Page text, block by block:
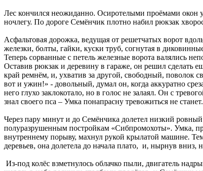
Лес кончился неожиданно. Осиротелыми проёмами окон
ночлегу. По дороге Семёнчик плотно набил рюкзак
Асфальтовая дорожка, ведущая от решетчатых ворот
железки, болты, гайки, куски труб, согнутая в
Теперь сорванные с петель железные ворота валялись
Оставив рюкзак и деревину в гараже, он решил сделать
край ремнём, и, ухватив за другой, свободный, поволок
вот и ужин!» - довольный, думал он, когда аккуратно
него глухо заклокотало, но в голос не залаял. Он с
знал своего пса – Умка понапрасну тревожиться не
Через пару минут и до Семёнчика долетел низкий
полуразрушенным постройкам «Сибпромохоты». Умка,
внутреннему порыву, махнул рукой крылатой машине.
деревьев, она долетела до начала плато, и, нырнув вниз,
Из-под колёс взметнулось облачко пыли, двигатель